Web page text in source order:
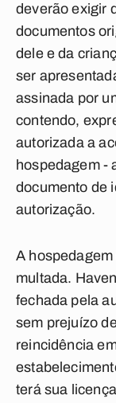
deverão exigir
documentos
dele e da
ser
assinada por
contendo,
autorizada a
hospedagem -
documento de
autorização.
A
multada.
fechada pela
sem prejuízo
reincidência
terá sua